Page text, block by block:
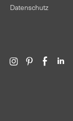
Datenschutz
Ú Ê Î Ì